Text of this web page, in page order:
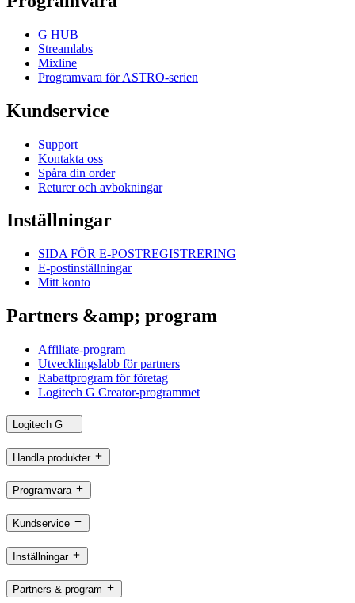
G HUB
Streamlabs
Mixline
Programvara för ASTRO-serien
Kundservice
Support
Kontakta oss
Spåra din order
Returer och avbokningar
Inställningar
SIDA FÖR E-POSTREGISTRERING
E-postinställningar
Mitt konto
Partners &amp; program
Affiliate-program
Utvecklingslabb för partners
Rabattprogram för företag
Logitech G Creator-programmet
Logitech G
Handla produkter
Programvara
Kundservice
Inställningar
Partners & program